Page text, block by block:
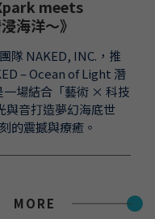
MORE
meets
海洋～》
隊 NAKED, INC.，推
– Ocean of Light 潛
一場結合「藝術 × 科技
音打造夢幻海底世
的震撼與療癒。